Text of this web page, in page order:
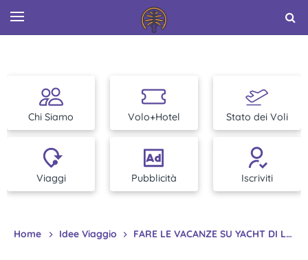
Chi Siamo Volo+Hotel Stato dei Voli
Viaggi Pubblicità Iscriviti
Home Idee Viaggio FARE LE VACANZE SU YACHT DI LUSSO